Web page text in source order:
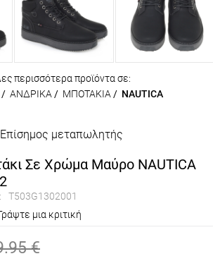
περισσότερα προϊόντα σε:
ΑΝΔΡΙΚΑ / ΜΠΟΤΑΚΙΑ / NAUTICA
Επίσημος μεταπωλητής
Σε Χρώμα Μαύρο NAUTICA
T503G1302001
μια κριτική
€